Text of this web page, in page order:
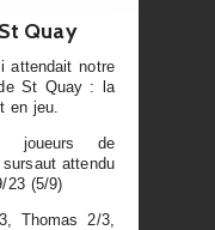
Quay
attendait notre
St Quay : la
en jeu.
joueurs de
attendu
23 (5/9)
Thomas 2/3,